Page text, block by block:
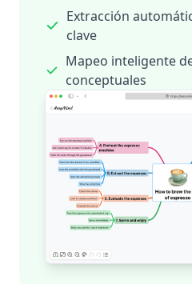
Extracción
clave
Mapeo inteligente
conceptuales